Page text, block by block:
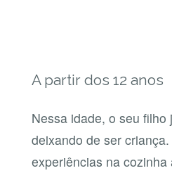
A partir dos 12 anos
Nessa idade, o seu filho
deixando de ser
experiências na cozinha